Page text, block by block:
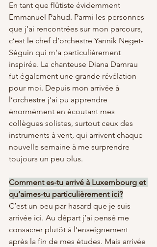
En tant que flûtiste évidemment
Emmanuel Pahud. Parmi les personnes
que j’ai rencontrées sur mon parcours,
c’est le chef d’orchestre Yannik Neget-
Séguin qui m’a particulièrement
inspirée. La chanteuse Diana Damrau
fut également une grande révélation
pour moi. Depuis mon arrivée à
l’orchestre j’ai pu apprendre
énormément en écoutant mes
collègues solistes, surtout ceux des
instruments à vent, qui arrivent chaque
nouvelle semaine à me surprendre
toujours un peu plus.
Comment es-tu arrivé à Luxembourg et
qu’aimes-tu particulièrement ici?
C’est un peu par hasard que je suis
arrivée ici. Au départ j’ai pensé me
consacrer plutôt à l’enseignement
après la fin de mes études. Mais arrivée